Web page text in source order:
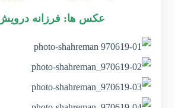
عکس ها: فرزانه درویش